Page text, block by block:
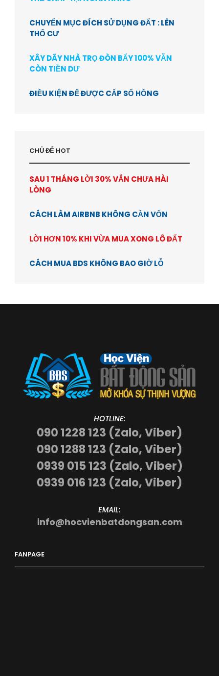
CHUYỂN MỤC ĐÍCH SỬ DỤNG ĐẤT : LÊN
THỔ CƯ
XÂY DÃY NHÀ TRỌ ĐÒN BẨY 100% VẪN
CÒN TIỀN DƯ
ĐIỀU KIỆN ĐỂ ĐƯỢC CẤP SỔ HỒNG
CHỦ ĐỂ HOT
SAU 1 THÁNG LỜI 30% VẪN CHƯA HÀI
LÒNG
CÁCH LÀM AIRBNB KHÔNG CẦN VỐN
LỜI HƠN 10% KHI VỪA MUA XONG LÔ ĐẤT
CÁCH MUA BDS KHÔNG BAO GIỜ LỖ
HOTLINE:
090 1228 123 (Zalo, Viber)
090 1288 123 (Zalo, Viber)
0939 015 123 (Zalo, Viber)
0939 016 123 (Zalo, Viber)
EMAIL:
info@hocvienbatdongsan.com
FANPAGE